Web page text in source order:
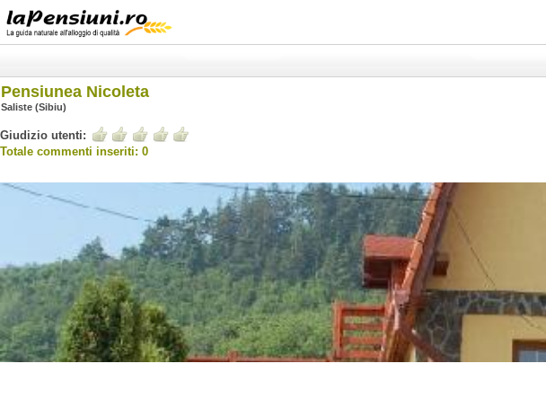
Pensiunea Nicoleta
Saliste (Sibiu)
Giudizio utenti:
Totale commenti inseriti: 0